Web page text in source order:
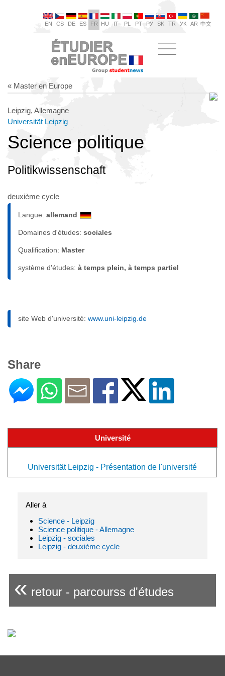
EN CS DE ES FR HU IT PL PT РУ SK TR УК AR 中文
« Master en Europe
Leipzig, Allemagne
Universität Leipzig
Science politique
Politikwissenschaft
deuxième cycle
Langue: allemand
Domaines d'études: sociales
Qualification: Master
système d'études: à temps plein, à temps partiel
site Web d'université: www.uni-leipzig.de
Share
Université
Universität Leipzig - Présentation de l'université
Aller à
Science - Leipzig
Science politique - Allemagne
Leipzig - sociales
Leipzig - deuxième cycle
« retour - parcourss d'études